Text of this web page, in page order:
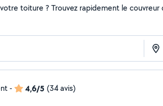
toiture ? Trouvez rapidement le
- 4,6/5 (34 avis)